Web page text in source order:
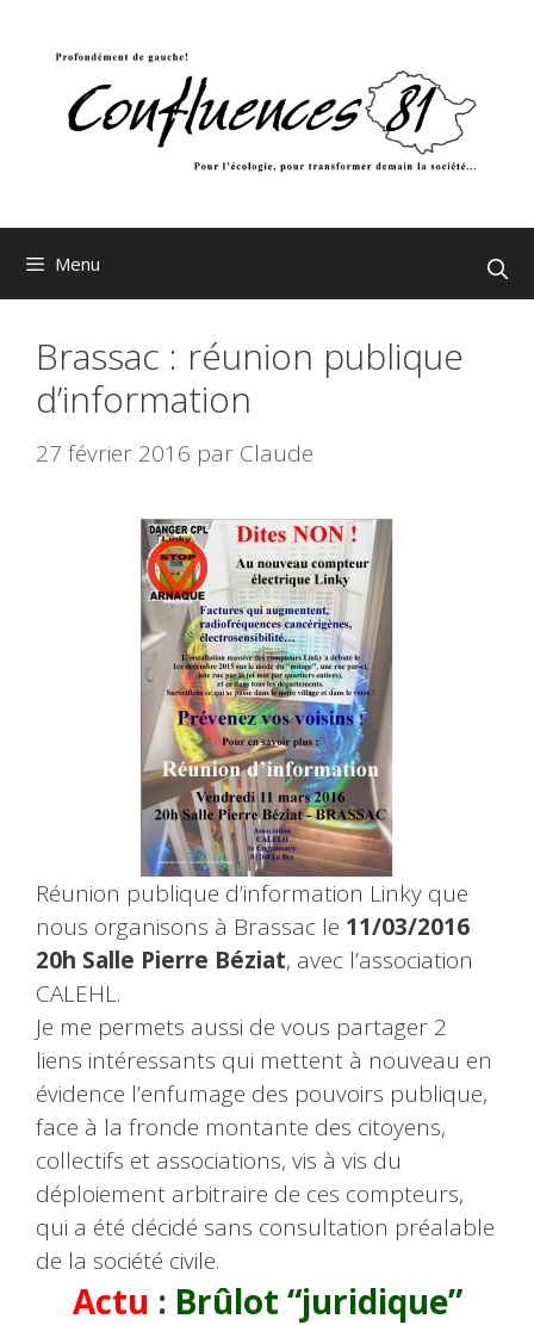
Menu
Brassac : réunion publique
d’information
27 février 2016 par Claude
Réunion publique d’information Linky que
nous organisons à Brassac le 11/03/2016
20h Salle Pierre Béziat, avec l’association
CALEHL.
Je me permets aussi de vous partager 2
liens intéressants qui mettent à nouveau en
évidence l’enfumage des pouvoirs publique,
face à la fronde montante des citoyens,
collectifs et associations, vis à vis du
déploiement arbitraire de ces compteurs,
qui a été décidé sans consultation préalable
de la société civile.
Actu : Brûlot “juridique”